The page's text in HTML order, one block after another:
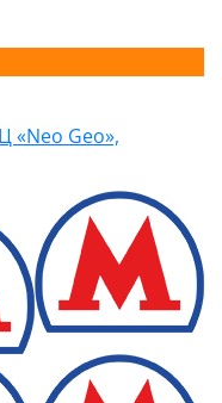
«Neo Geo»,